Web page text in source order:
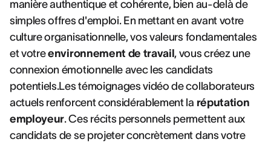
manière authentique et cohérente, bien au-delà de
simples offres d'emploi. En mettant en avant votre
culture organisationnelle, vos valeurs fondamentales
et votreenvironnement de travail, vous créez une
connexion émotionnelle avec les candidats
potentiels.Les témoignages vidéo de collaborateurs
actuels renforcent considérablement la réputation
employeur. Ces récits personnels permettent aux
candidats de se projeter concrètement dans votre